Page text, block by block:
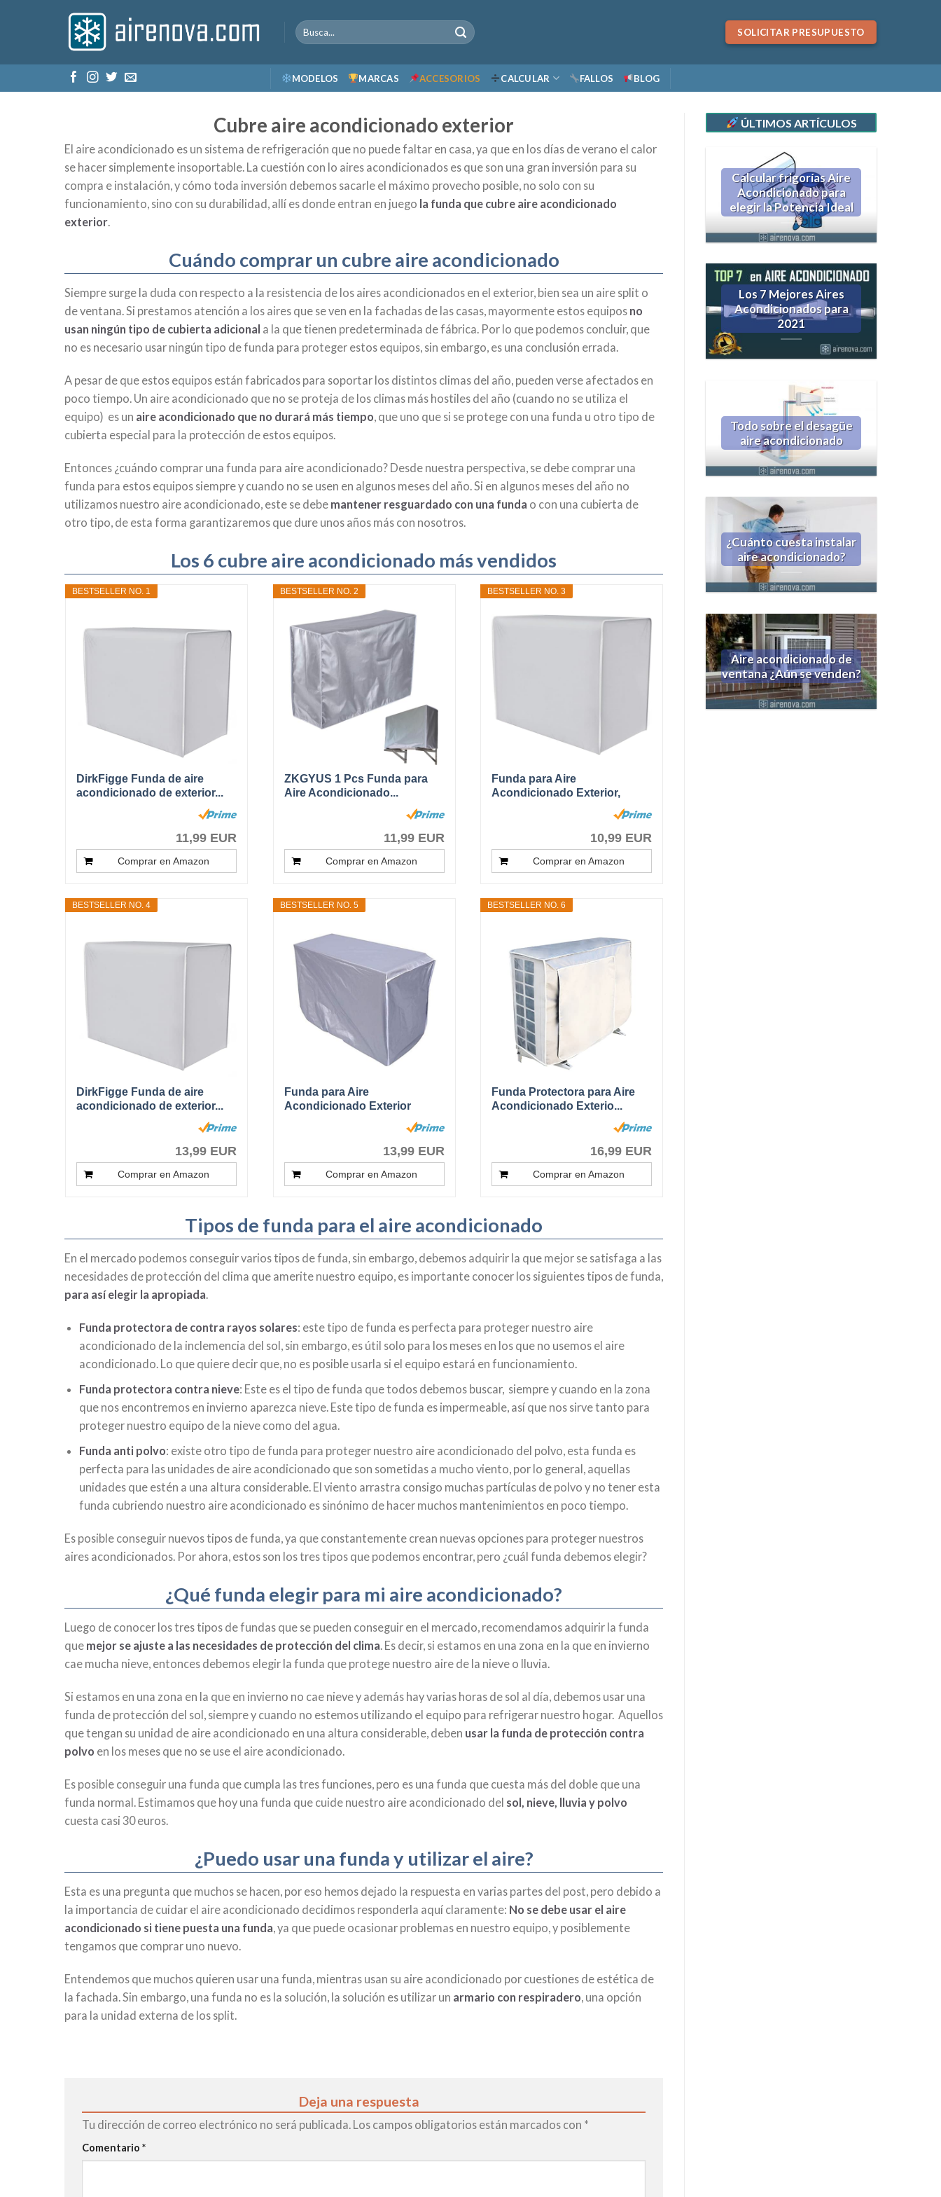
SOLICITAR PRESUPUESTO
MODELOS MARCAS ACCESORIOS CALCULAR FALLOS BLOG
Cubre aire acondicionado exterior
El aire acondicionado es un sistema de refrigeración que no puede faltar en casa, ya que en los días de verano el calor
se hacer simplemente insoportable. La cuestión con lo aires acondicionados es que son una gran inversión para su
compra e instalación, y cómo toda inversión debemos sacarle el máximo provecho posible, no solo con su
funcionamiento, sino con su durabilidad, allí es donde entran en juego la funda que cubre aire acondicionado
exterior
Cuándo comprar un cubre aire acondicionado
Siempre surge la duda con respecto a la resistencia de los aires acondicionados en el exterior, bien sea un aire split o
de ventana. Si prestamos atención a los aires que se ven en la fachadas de las casas, mayormente estos equipos no
usan ningún tipo de cubierta adicional a la que tienen predeterminada de fábrica. Por lo que podemos concluir, que
no es necesario usar ningún tipo de funda para proteger estos equipos, sin embargo, es una conclusión errada.
A pesar de que estos equipos están fabricados para soportar los distintos climas del año, pueden verse afectados en
poco tiempo. Un aire acondicionado que no se proteja de los climas más hostiles del año (cuando no se utiliza el
equipo) es un aire acondicionado que no durará más tiempo , que uno que si se protege con una funda u otro tipo de
cubierta especial para la protección de estos equipos.
Entonces ¿cuándo comprar una funda para aire acondicionado? Desde nuestra perspectiva, se debe comprar una
funda para estos equipos siempre y cuando no se usen en algunos meses del año. Si en algunos meses del año no
utilizamos nuestro aire acondicionado, este se debe mantener resguardado con una funda o con una cubierta de
otro tipo, de esta forma garantizaremos que dure unos años más con nosotros.
Los 6 cubre aire acondicionado más vendidos
BESTSELLER NO. 1
DirkFigge Funda de aire
acondicionado de exterior...
11,99 EUR
Comprar en Amazon
BESTSELLER NO. 2
ZKGYUS 1 Pcs Funda para
Aire Acondicionado...
11,99 EUR
Comprar en Amazon
BESTSELLER NO. 3
Funda para Aire
Acondicionado Exterior,
10,99 EUR
Comprar en Amazon
BESTSELLER NO. 4
DirkFigge Funda de aire
acondicionado de exterior...
13,99 EUR
Comprar en Amazon
BESTSELLER NO. 5
Funda para Aire
Acondicionado Exterior
13,99 EUR
Comprar en Amazon
BESTSELLER NO. 6
Funda Protectora para Aire
Acondicionado Exterio...
16,99 EUR
Comprar en Amazon
Tipos de funda para el aire acondicionado
En el mercado podemos conseguir varios tipos de funda, sin embargo, debemos adquirir la que mejor se satisfaga a las
necesidades de protección del clima que amerite nuestro equipo, es importante conocer los siguientes tipos de funda,
para así elegir la apropiada.
Funda protectora de contra rayos solares: este tipo de funda es perfecta para proteger nuestro aire
acondicionado de la inclemencia del sol, sin embargo, es útil solo para los meses en los que no usemos el aire
acondicionado. Lo que quiere decir que, no es posible usarla si el equipo estará en funcionamiento.
Funda protectora contra nieve: Este es el tipo de funda que todos debemos buscar, siempre y cuando en la zona
que nos encontremos en invierno aparezca nieve. Este tipo de funda es impermeable, así que nos sirve tanto para
proteger nuestro equipo de la nieve como del agua.
Funda anti polvo: existe otro tipo de funda para proteger nuestro aire acondicionado del polvo, esta funda es
perfecta para las unidades de aire acondicionado que son sometidas a mucho viento, por lo general, aquellas
unidades que estén a una altura considerable. El viento arrastra consigo muchas partículas de polvo y no tener esta
funda cubriendo nuestro aire acondicionado es sinónimo de hacer muchos mantenimientos en poco tiempo.
Es posible conseguir nuevos tipos de funda, ya que constantemente crean nuevas opciones para proteger nuestros
aires acondicionados. Por ahora, estos son los tres tipos que podemos encontrar, pero ¿cuál funda debemos elegir?
¿Qué funda elegir para mi aire acondicionado?
Luego de conocer los tres tipos de fundas que se pueden conseguir en el mercado, recomendamos adquirir la funda
que mejor se ajuste a las necesidades de protección del clima . Es decir, si estamos en una zona en la que en invierno
cae mucha nieve, entonces debemos elegir la funda que protege nuestro aire de la nieve o lluvia.
Si estamos en una zona en la que en invierno no cae nieve y además hay varias horas de sol al día, debemos usar una
funda de protección del sol, siempre y cuando no estemos utilizando el equipo para refrigerar nuestro hogar. Aquellos
que tengan su unidad de aire acondicionado en una altura considerable, deben usar la funda de protección contra
polvo en los meses que no se use el aire acondicionado.
Es posible conseguir una funda que cumpla las tres funciones, pero es una funda que cuesta más del doble que una
funda normal. Estimamos que hoy una funda que cuide nuestro aire acondicionado del sol, nieve, lluvia y polvo
cuesta casi 30 euros.
¿Puedo usar una funda y utilizar el aire?
Esta es una pregunta que muchos se hacen, por eso hemos dejado la respuesta en varias partes del post, pero debido a
la importancia de cuidar el aire acondicionado decidimos responderla aquí claramente: No se debe usar el aire
acondicionado si tiene puesta una funda, ya que puede ocasionar problemas en nuestro equipo, y posiblemente
tengamos que comprar uno nuevo.
Entendemos que muchos quieren usar una funda, mientras usan su aire acondicionado por cuestiones de estética de
la fachada. Sin embargo, una funda no es la solución, la solución es utilizar un armario con respiradero, una opción
para la unidad externa de los split.
Deja una respuesta
Tu dirección de correo electrónico no será publicada. Los campos obligatorios están marcados con *
Comentario *
ÚLTIMOS ARTÍCULOS
Calcular frigorías Aire
Acondicionado para
elegir la Potencia Ideal
Los 7 Mejores Aires
Acondicionados para
2021
Todo sobre el desagüe
aire acondicionado
¿Cuánto cuesta instalar
aire acondicionado?
Aire acondicionado de
ventana ¿Aún se venden?